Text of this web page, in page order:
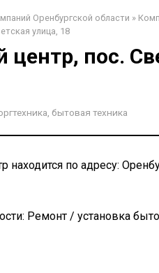
Оренбургской области »
улица, 18
центр, пос.
бытовая техника
находится по адресу:
Ремонт / установка